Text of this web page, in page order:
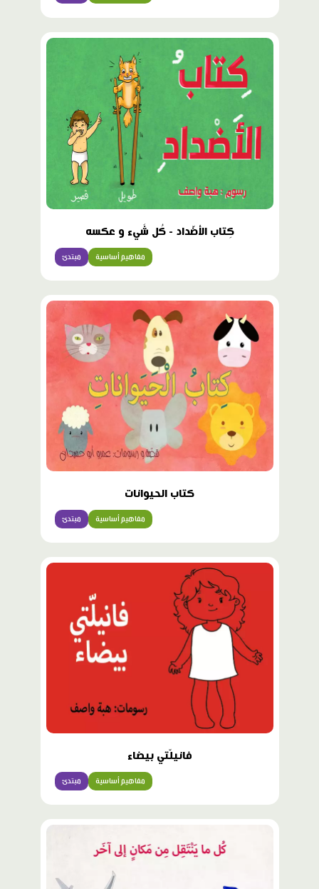
كِتاب الأضّداد - كُل شَيء و عكسه
مبتدئ مفاهيم أساسية
كتاب الحيوانات
مبتدئ مفاهيم أساسية
فانيلّتي بيضاء
مبتدئ مفاهيم أساسية